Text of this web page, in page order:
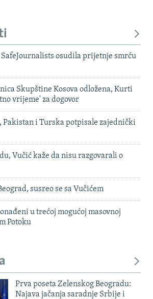
osudila prijetnje smrću
Skupštine Kosova odložena, Kurti
vrijeme' za dogovor
Pakistan i Turska potpisale zajednički
Vučić kaže da nisu razgovarali o
susreo se sa Vučićem
u trećoj mogućoj masovnoj
Potoku
Prva poseta Zelenskog Beogradu:
Najava jačanja saradnje Srbije i